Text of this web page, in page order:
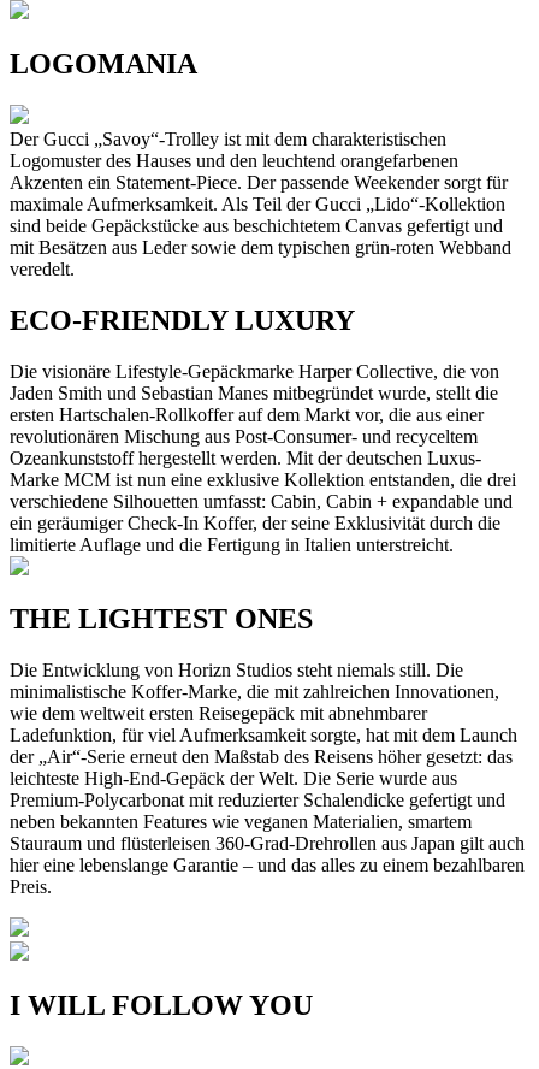
LOGOMANIA
Der Gucci „Savoy“-Trolley ist mit dem charakteristischen
Logomuster des Hauses und den leuchtend orangefarbenen
Akzenten ein Statement-Piece. Der passende Weekender sorgt für
maximale Aufmerksamkeit. Als Teil der Gucci „Lido“-Kollektion
sind beide Gepäckstücke aus beschichtetem Canvas gefertigt und
mit Besätzen aus Leder sowie dem typischen grün-roten Webband
veredelt.
ECO-FRIENDLY LUXURY
Die visionäre Lifestyle-Gepäckmarke Harper Collective, die von
Jaden Smith und Sebastian Manes mitbegründet wurde, stellt die
ersten Hartschalen-Rollkoffer auf dem Markt vor, die aus einer
revolutionären Mischung aus Post-Consumer- und recyceltem
Ozeankunststoff hergestellt werden. Mit der deutschen Luxus-
Marke MCM ist nun eine exklusive Kollektion entstanden, die drei
verschiedene Silhouetten umfasst: Cabin, Cabin + expandable und
ein geräumiger Check-In Koffer, der seine Exklusivität durch die
limitierte Auflage und die Fertigung in Italien unterstreicht.
THE LIGHTEST ONES
Die Entwicklung von Horizn Studios steht niemals still. Die
minimalistische Koffer-Marke, die mit zahlreichen Innovationen,
wie dem weltweit ersten Reisegepäck mit abnehmbarer
Ladefunktion, für viel Aufmerksamkeit sorgte, hat mit dem Launch
der „Air“-Serie erneut den Maßstab des Reisens höher gesetzt: das
leichteste High-End-Gepäck der Welt. Die Serie wurde aus
Premium-Polycarbonat mit reduzierter Schalendicke gefertigt und
neben bekannten Features wie veganen Materialien, smartem
Stauraum und flüsterleisen 360-Grad-Drehrollen aus Japan gilt auch
hier eine lebenslange Garantie – und das alles zu einem bezahlbaren
Preis.
I WILL FOLLOW YOU